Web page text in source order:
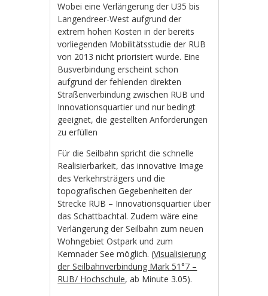
Wobei eine Verlängerung der U35 bis
Langendreer-West aufgrund der
extrem hohen Kosten in der bereits
vorliegenden Mobilitätsstudie der RUB
von 2013 nicht priorisiert wurde. Eine
Busverbindung erscheint schon
aufgrund der fehlenden direkten
Straßenverbindung zwischen RUB und
Innovationsquartier und nur bedingt
geeignet, die gestellten Anforderungen
zu erfüllen
Für die Seilbahn spricht die schnelle
Realisierbarkeit, das innovative Image
des Verkehrsträgers und die
topografischen Gegebenheiten der
Strecke RUB – Innovationsquartier über
das Schattbachtal. Zudem wäre eine
Verlängerung der Seilbahn zum neuen
Wohngebiet Ostpark und zum
Kemnader See möglich. (Visualisierung
der Seilbahnverbindung Mark 51°7 –
RUB/ Hochschule, ab Minute 3.05).